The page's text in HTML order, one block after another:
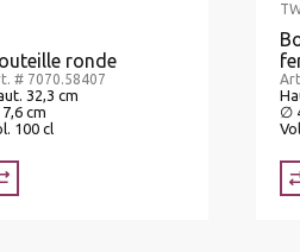
ronde
# 7070.58407
32,3 cm
cm
100 cl
∅